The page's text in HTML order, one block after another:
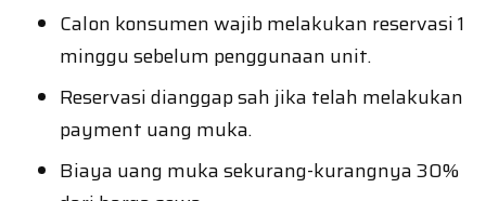
Calon konsumen wajib melakukan reservasi 1
minggu sebelum penggunaan unit.
Reservasi dianggap sah jika telah melakukan
payment uang muka.
Biaya uang muka sekurang-kurangnya 30%